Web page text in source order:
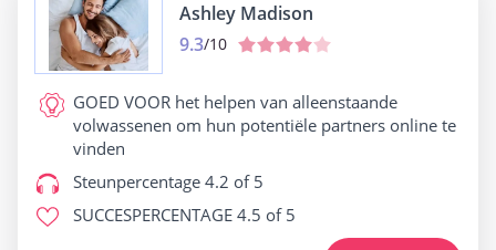
Ashley Madison
9.3/10
GOED VOOR het helpen van alleenstaande
volwassenen om hun potentiële partners online te
vinden
Steunpercentage 4.2 of 5
SUCCESPERCENTAGE 4.5 of 5